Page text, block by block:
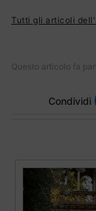
Tutti gli articoli
Questo articolo fa
Condividi